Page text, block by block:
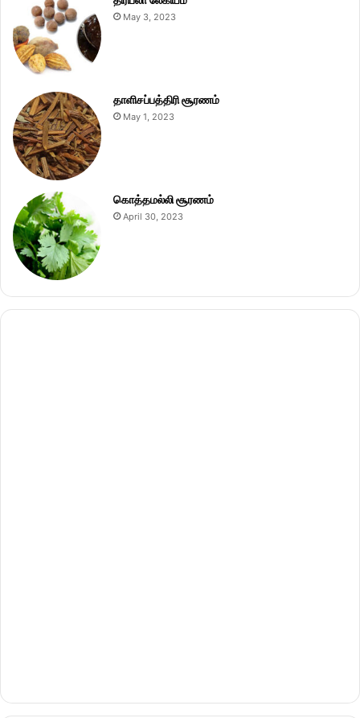
May 3, 2023
தாளிசப்பத்திரி சூரணம்
May 1, 2023
கொத்தமல்லி சூரணம்
April 30, 2023